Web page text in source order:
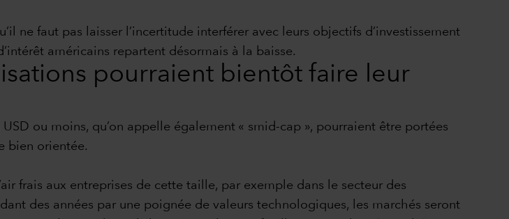
ne faut pas laisser l’incertitude interférer avec leurs objectifs d’investissement
américains repartent désormais à la baisse.
pourraient bientôt faire leur
ou moins, qu’on appelle également « smid-cap », pourraient être portées
bien orientée.
frais aux entreprises de cette taille, par exemple dans le secteur des
des années par une poignée de valeurs technologiques, les marchés seront